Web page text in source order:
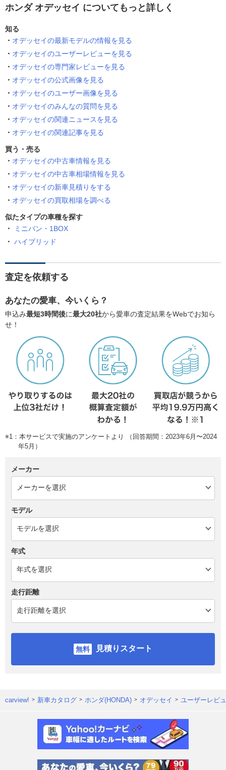
ホンダ オデッセイ についてもっと詳しく
知る
オデッセイの最新モデルの情報を見る
オデッセイのユーザーレビューを見る
オデッセイの専門家レビューを見る
オデッセイの公式画像を見る
オデッセイのユーザー画像を見る
オデッセイのみんなの質問を見る
オデッセイの関連ニュースを見る
オデッセイの関連記事を見る
買う・売る
オデッセイの中古車情報を見る
オデッセイの中古車相場情報を見る
オデッセイの新車見積りをする
オデッセイの買取相場を調べる
似たタイプの車種を探す
ミニバン・1BOX
ハイブリッド
査定を依頼する
あなたの愛車、今いくら？
申込み最短3時間後に最大20社から愛車の査定結果をWebでお知ら
せ！
※1：本サービスで実施のアンケートより （回答期間：2023年6月〜2024
年5月）
メーカー
モデル
年式
走行距離
見積りスタート
carview! 新車カタログ ホンダ(HONDA) オデッセイ ユーザーレビ